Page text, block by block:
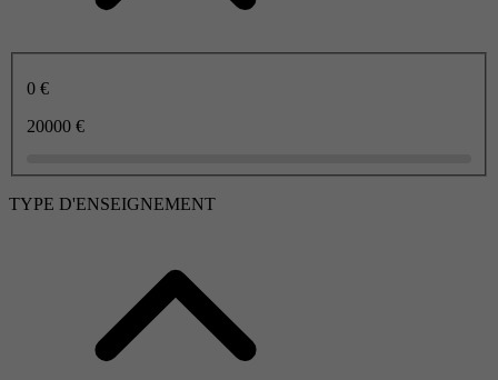
0 €
20000 €
TYPE D'ENSEIGNEMENT